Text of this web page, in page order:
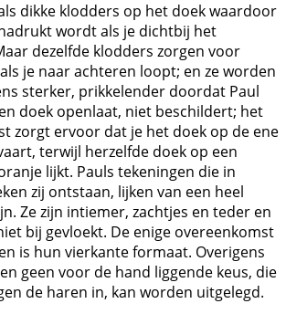
dikke klodders op het doek waardoor
wordt als je dichtbij het
dezelfde klodders zorgen voor
je naar achteren loopt; en ze worden
sterker, prikkelender doordat Paul
doek openlaat, niet beschildert; het
zorgt ervoor dat je het doek op de ene
terwijl herzelfde doek op een
lijkt. Pauls tekeningen die in
zij ontstaan, lijken van een heel
Ze zijn intiemer, zachtjes en teder en
bij gevloekt. De enige overeenkomst
is hun vierkante formaat. Overigens
geen voor de hand liggende keus, die
de haren in, kan worden uitgelegd.